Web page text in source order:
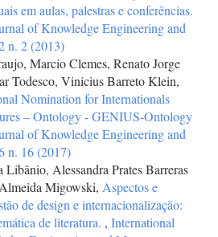
em aulas, palestras e conferências.
of Knowledge Engineering and
n. 2 (2013)
Marcio Clemes, Renato Jorge
Todesco, Vinicius Barreto Klein,
Nomination for Internationals
– Ontology - GENIUS-Ontology
of Knowledge Engineering and
n. 16 (2017)
Libânio, Alessandra Prates Barreras
Migowski, Aspectos e
de design e internacionalização:
de literatura. , International